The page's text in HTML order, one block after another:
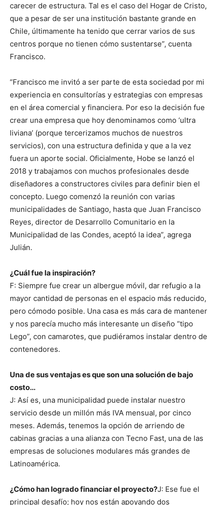
carecer de estructura. Tal es el caso del Hogar de Cristo,
que a pesar de ser una institución bastante grande en
Chile, últimamente ha tenido que cerrar varios de sus
centros porque no tienen cómo sustentarse”, cuenta
Francisco.
“Francisco me invitó a ser parte de esta sociedad por mi
experiencia en consultorías y estrategias con empresas
en el área comercial y financiera. Por eso la decisión fue
crear una empresa que hoy denominamos como ‘ultra
liviana’ (porque tercerizamos muchos de nuestros
servicios), con una estructura definida y que a la vez
fuera un aporte social. Oficialmente, Hobe se lanzó el
2018 y trabajamos con muchos profesionales desde
diseñadores a constructores civiles para definir bien el
concepto. Luego comenzó la reunión con varias
municipalidades de Santiago, hasta que Juan Francisco
Reyes, director de Desarrollo Comunitario en la
Municipalidad de las Condes, aceptó la idea”, agrega
Julián.
¿Cuál fue la inspiración?
F: Siempre fue crear un albergue móvil, dar refugio a la
mayor cantidad de personas en el espacio más reducido,
pero cómodo posible. Una casa es más cara de mantener
y nos parecía mucho más interesante un diseño “tipo
Lego”, con camarotes, que pudiéramos instalar dentro de
contenedores.
Una de sus ventajas es que son una solución de bajo
costo…
J: Así es, una municipalidad puede instalar nuestro
servicio desde un millón más IVA mensual, por cinco
meses. Además, tenemos la opción de arriendo de
cabinas gracias a una alianza con Tecno Fast, una de las
empresas de soluciones modulares más grandes de
Latinoamérica.
¿Cómo han logrado financiar el proyecto?J: Ese fue el
principal desafío; hoy nos están apoyando dos